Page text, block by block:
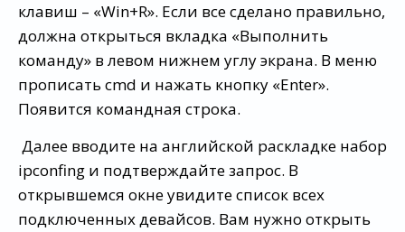
клавиш – «Win+R». Если все сделано правильно,
должна открыться вкладка «Выполнить
команду» в левом нижнем углу экрана. В меню
прописать cmd и нажать кнопку «Enter».
Появится командная строка.
Далее вводите на английской раскладке набор
ipconfing и подтверждайте запрос. В
открывшемся окне увидите список всех
подключенных девайсов. Вам нужно открыть